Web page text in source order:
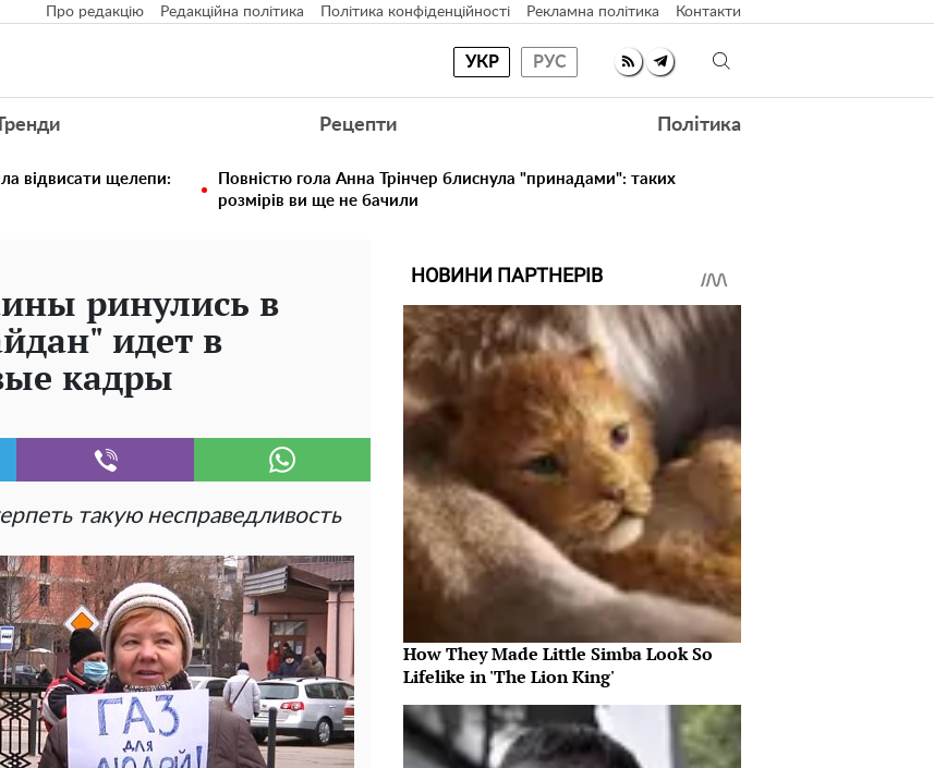
Про редакцію Редакційна політика Політика конфіденційності Рекламна політика Контакти
УКР РУС
Рецепти Політика
відвисати щелепи:
Повністю гола Анна Трінчер блиснула "принадами": таких
розмірів ви ще не бачили
ринулись в
идет в
кадры
такую несправедливость
НОВИНИ ПАРТНЕРІВ
How They Made Little Simba Look So
Lifelike in 'The Lion King'